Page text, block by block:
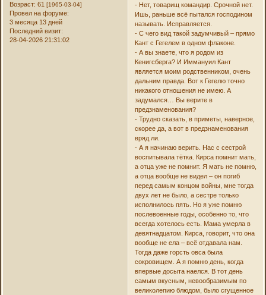
Возраст: 61[1965-03-04]
Провел на форуме:
3 месяца 13 дней
Последний визит:
28-04-2026 21:31:02
- Нет, товарищ командир. Срочной нет.
Ишь, раньше всё пытался господином
называть. Исправляется.
- С чего вид такой задумчивый – прямо
Кант с Гегелем в одном флаконе.
- А вы знаете, что я родом из
Кенигсберга? И Иммануил Кант
является моим родственником, очень
дальним правда. Вот к Гегелю точно
никакого отношения не имею. А
задумался… Вы верите в
предзнаменования?
- Трудно сказать, в приметы, наверное,
скорее да, а вот в предзнаменования
вряд ли.
- А я начинаю верить. Нас с сестрой
воспитывала тётка. Кирса помнит мать,
а отца уже не помнит. Я мать не помню,
а отца вообще не видел – он погиб
перед самым концом войны, мне тогда
двух лет не было, а сестре только
исполнилось пять. Но я уже помню
послевоенные годы, особенно то, что
всегда хотелось есть. Мама умерла в
девятнадцатом. Кирса, говорит, что она
вообще не ела – всё отдавала нам.
Тогда даже горсть овса была
сокровищем. А я помню день, когда
впервые досыта наелся. В тот день
самым вкусным, невообразимым по
великолепию блюдом, было сгущенное